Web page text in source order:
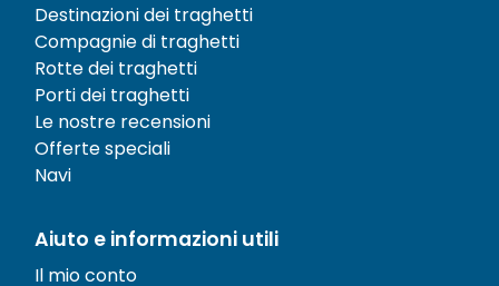
Destinazioni dei traghetti
Compagnie di traghetti
Rotte dei traghetti
Porti dei traghetti
Le nostre recensioni
Offerte speciali
Navi
Aiuto e informazioni utili
Il mio conto